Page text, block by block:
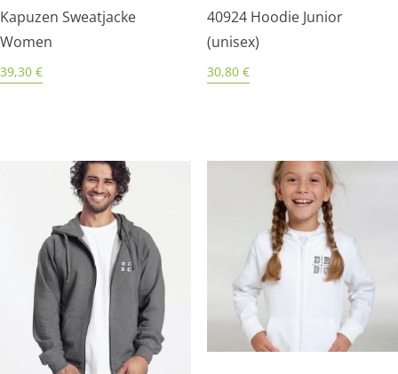
Kapuzen Sweatjacke
Women
39,30 €
40924 Hoodie Junior
(unisex)
30,80 €